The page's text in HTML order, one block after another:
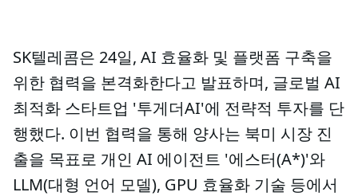
SK텔레콤은 24일, AI 효율화 및 플랫폼 구축을
위한 협력을 본격화한다고 발표하며, 글로벌 AI
최적화 스타트업 '투게더AI'에 전략적 투자를 단
행했다. 이번 협력을 통해 양사는 북미 시장 진
출을 목표로 개인 AI 에이전트 '에스터(A*)'와
LLM(대형 언어 모델), GPU 효율화 기술 등에서